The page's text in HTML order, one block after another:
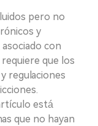
pero no
y
con
que los
regulaciones
está
que no hayan